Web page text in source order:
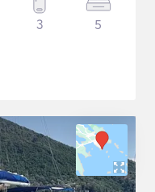
3 5